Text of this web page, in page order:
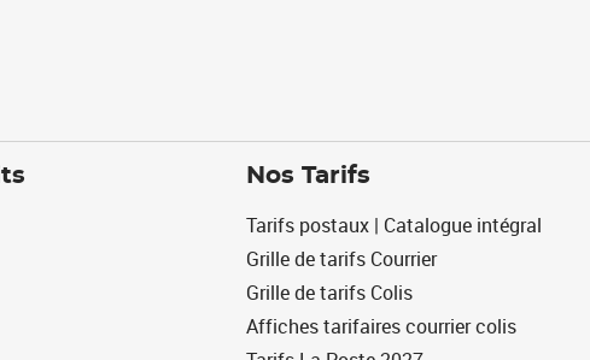
Nos Tarifs
Tarifs postaux | Catalogue intégral
Grille de tarifs Courrier
Grille de tarifs Colis
Affiches tarifaires courrier colis